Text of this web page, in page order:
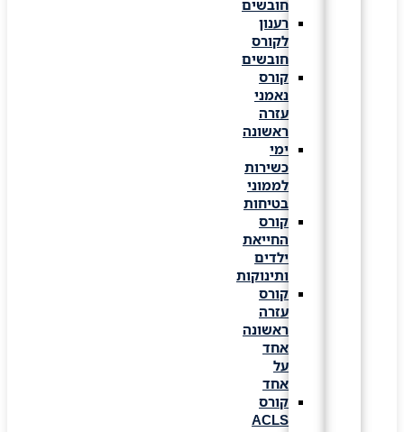
חובשים
רענון
לקורס
חובשים
קורס
נאמני
עזרה
ראשונה
ימי
כשירות
לממוני
בטיחות
קורס
החייאת
ילדים
ותינוקות
קורס
עזרה
ראשונה
קורס
ACLS